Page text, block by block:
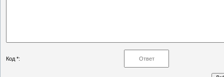
Код *: